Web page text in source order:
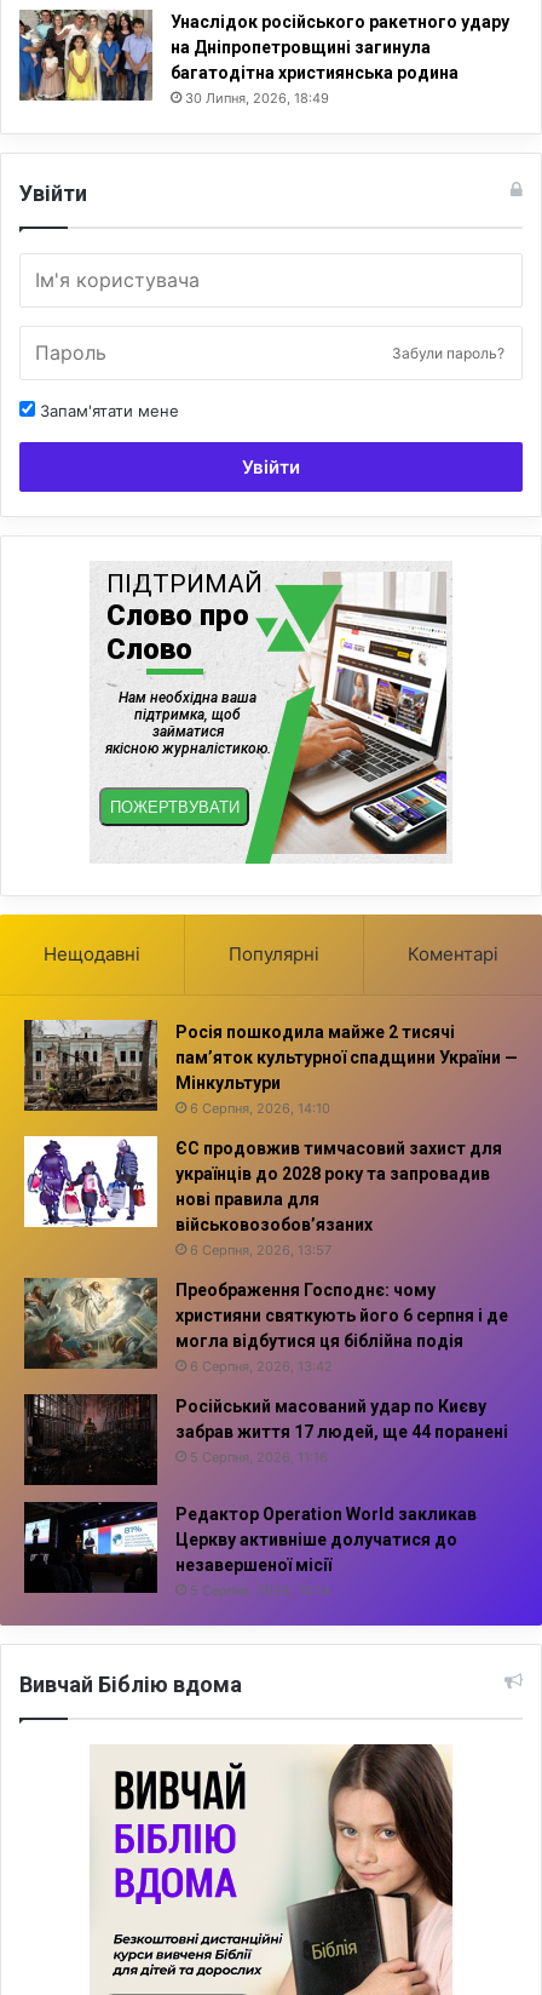
Унаслідок російського ракетного удару
на Дніпропетровщині загинула
багатодітна християнська родина
30 Липня, 2026, 18:49
Увійти
Забули пароль?
Запам'ятати мене
Увійти
Нещодавні Популярні Коментарі
Росія пошкодила майже 2 тисячі
пам’яток культурної спадщини України —
Мінкультури
6 Серпня, 2026, 14:10
ЄС продовжив тимчасовий захист для
українців до 2028 року та запровадив
нові правила для
військовозобов’язаних
6 Серпня, 2026, 13:57
Преображення Господнє: чому
християни святкують його 6 серпня і де
могла відбутися ця біблійна подія
6 Серпня, 2026, 13:42
Російський масований удар по Києву
забрав життя 17 людей, ще 44 поранені
5 Серпня, 2026, 11:16
Редактор Operation World закликав
Церкву активніше долучатися до
незавершеної місії
5 Серпня, 2026, 10:14
Вивчай Біблію вдома